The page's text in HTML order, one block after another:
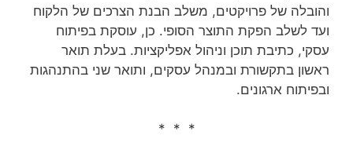
והובלה של פרויקטים, משלב הבנת הצרכים של הלקוח
ועד לשלב הפקת התוצר הסופי. כן, עוסקת בפיתוח
עסקי, כתיבת תוכן וניהול אפליקציות. בעלת תואר
ראשון בתקשורת ובמנהל עסקים, ותואר שני בהתנהגות
ובפיתוח ארגונים.
* * *